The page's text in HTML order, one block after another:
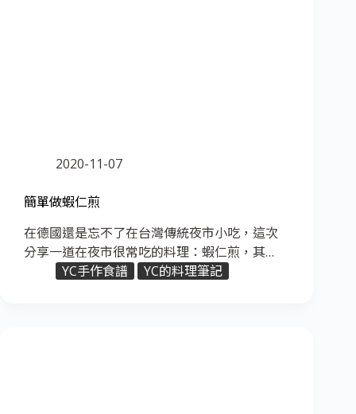
2020-11-07
簡單做蝦仁煎
在德國還是忘不了在台灣傳統夜市小吃，這次
分享一道在夜市很常吃的料理：蝦仁煎，其…
YC手作食譜
YC的料理筆記